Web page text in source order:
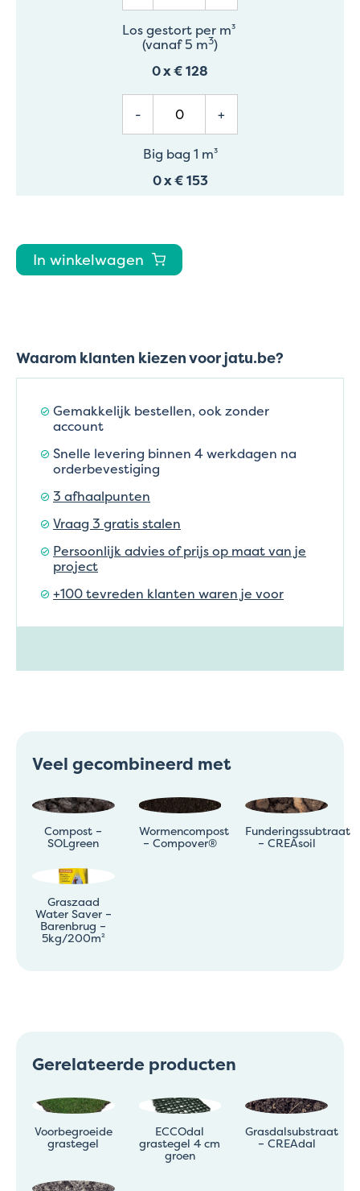
Los gestort per m³
(vanaf 5 m3)
0x€ 128
- +
Big bag 1 m³
0x€ 153
In winkelwagen
Waarom klanten kiezen voor jatu.be?
Gemakkelijk bestellen, ook zonder
account
Snelle levering binnen 4 werkdagen na
orderbevestiging
3 afhaalpunten
Vraag 3 gratis stalen
Persoonlijk advies of prijs op maat van je
project
+100 tevreden klanten waren je voor
Veel gecombineerd met
Compost –
SOLgreen
Wormencompost
– Compover®
Funderingssubtraat
– CREAsoil
Graszaad
Water Saver –
Barenbrug –
5kg/200m²
Gerelateerde producten
Voorbegroeide
grastegel
ECCOdal
grastegel 4 cm
groen
Grasdalsubstraat
– CREAdal